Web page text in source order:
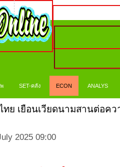
SET-คลัง ECON ANALYS
ย เยือนเวียดนามสานต่อค
2025 09:00